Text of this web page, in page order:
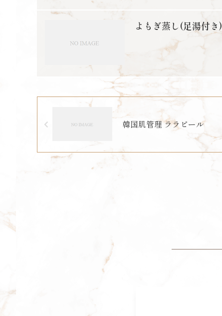
よもぎ蒸し(足湯付き)
韓国肌管理 ララピール